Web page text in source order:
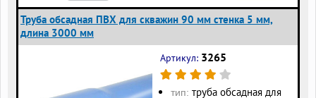
Труба обсадная ПВХ для скважин 90 мм стенка 5 мм,
длина 3000 мм
Артикул: 3265
тип: труба обсадная для